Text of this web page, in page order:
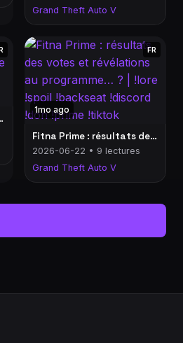
Grand Theft Auto V
!discord !don !prime !tiktok
1mo ago
FR
Fitna Prime : résultats des votes et révélations au programme… ? | !lore !spoil !backseat !discord !don !prime !tiktok
2026-06-22 • 9 lectures
Grand Theft Auto V